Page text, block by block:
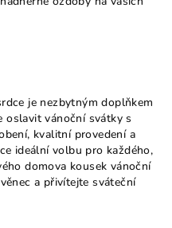
je nezbytným doplňkem
oslavit vánoční svátky s
kvalitní provedení a
ideální volbu pro každého,
domova kousek vánoční
a přivítejte sváteční